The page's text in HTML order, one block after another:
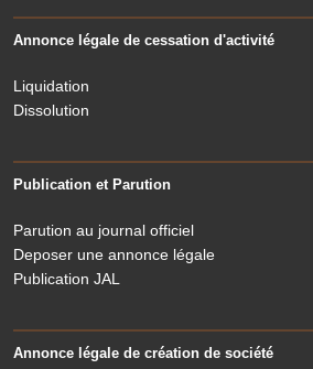
Annonce légale de cessation d'activité
Liquidation
Dissolution
Publication et Parution
Parution au journal officiel
Deposer une annonce légale
Publication JAL
Annonce légale de création de société